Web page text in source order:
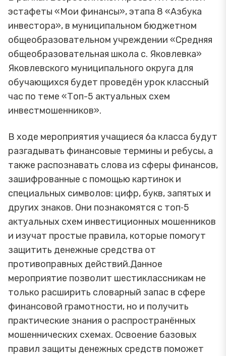
эстафеты «Мои финансы», этапа 8 «Азбука
инвестора», в муниципальном бюджетном
общеобразовательном учреждении «Средняя
общеобразовательная школа с. Яковлевка»
Яковлевского муниципального округа для
обучающихся будет проведён урок классный
час по теме «Топ-5 актуальных схем
инвестмошенников».
В ходе мероприятия учащиеся 6а класса будут
разгадывать финансовые термины и ребусы, а
также распознавать слова из сферы финансов,
зашифрованные с помощью картинок и
специальных символов: цифр, букв, запятых и
других знаков. Они познакомятся с топ‑5
актуальных схем инвестиционных мошенников
и изучат простые правила, которые помогут
защитить денежные средства от
противоправных действий.Данное
мероприятие позволит шестиклассникам не
только расширить словарный запас в сфере
финансовой грамотности, но и получить
практические знания о распространённых
мошеннических схемах. Освоение базовых
правил защиты денежных средств поможет